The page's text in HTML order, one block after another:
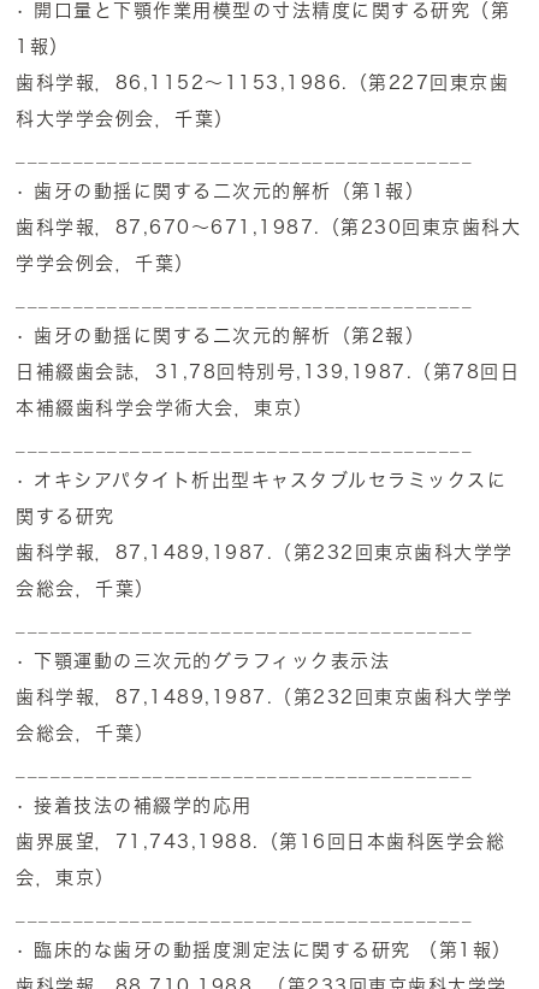
• 開口量と下顎作業用模型の寸法精度に関する研究（第
1報）
歯科学報，86,1152～1153,1986.（第227回東京歯
科大学学会例会，千葉）
• 歯牙の動揺に関する二次元的解析（第1報）
歯科学報，87,670～671,1987.（第230回東京歯科大
学学会例会，千葉）
• 歯牙の動揺に関する二次元的解析（第2報）
日補綴歯会誌，31,78回特別号,139,1987.（第78回日
本補綴歯科学会学術大会，東京）
• オキシアパタイト析出型キャスタブルセラミックスに
関する研究
歯科学報，87,1489,1987.（第232回東京歯科大学学
会総会，千葉）
• 下顎運動の三次元的グラフィック表示法
歯科学報，87,1489,1987.（第232回東京歯科大学学
会総会，千葉）
• 接着技法の補綴学的応用
歯界展望，71,743,1988.（第16回日本歯科医学会総
会，東京）
• 臨床的な歯牙の動揺度測定法に関する研究 （第1報）